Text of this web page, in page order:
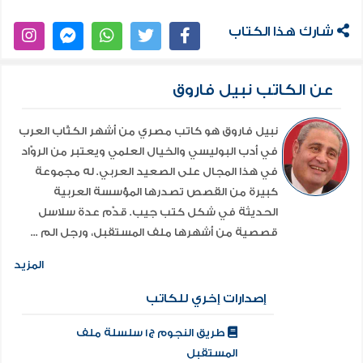
شارك هذا الكتاب
عن الكاتب نبيل فاروق
نبيل فاروق هو كاتب مصري من أشهر الكتّاب العرب
في أدب البوليسي والخيال العلمي ويعتبر من الروّاد
في هذا المجال على الصعيد العربي. له مجموعة
كبيرة من القصص تصدرها المؤسسة العربية
الحديثة في شكل كتب جيب. قدّم عدة سلاسل
قصصية من أشهرها ملف المستقبل، ورجل الم ...
المزيد
إصدارات إخري للكاتب
طريق النجوم ج1 سلسلة ملف
المستقبل